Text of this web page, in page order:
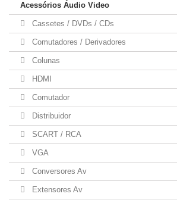
Acessórios Áudio Video
Cassetes / DVDs / CDs
Comutadores / Derivadores
Colunas
HDMI
Comutador
Distribuidor
SCART / RCA
VGA
Conversores Av
Extensores Av